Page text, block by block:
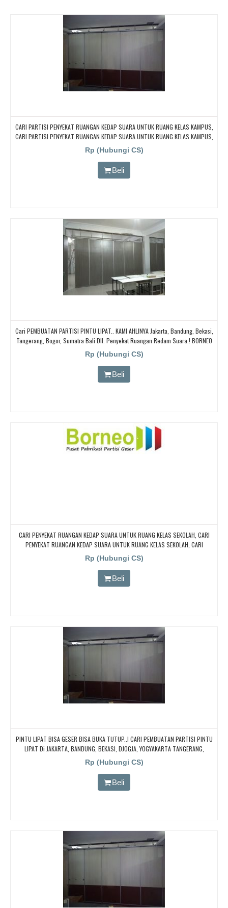
CARI PARTISI PENYEKAT RUANGAN KEDAP SUARA UNTUK RUANG KELAS KAMPUS,
CARI PARTISI PENYEKAT RUANGAN KEDAP SUARA UNTUK RUANG KELAS KAMPUS,
CARI PARTISI PENYEKAT RUANGAN KEDAP SUARA UNTUK RUANG KELAS KAMPUS,
CARI PARTISI PENYEKAT RUANGAN KEDAP SUARA UNTUK RUANG KELAS KAMPUS,
CARI PARTISI PENYEKAT RUANGAN KEDAP SUARA UNTUK RUANG KELAS KAMPUS
Rp (Hubungi CS)
Beli
Cari PEMBUATAN PARTISI PINTU LIPAT.. KAMI AHLINYA Jakarta, Bandung, Bekasi,
Tangerang, Bogor, Sumatra Bali Dll. Penyekat Ruangan Redam Suara.! BORNEO
PARTISI PINTU LIPAT, Cari Partisi Geser/PABRIK BORNEO PARTISI PINTU LIPAT,
Rp (Hubungi CS)
Beli
CARI PENYEKAT RUANGAN KEDAP SUARA UNTUK RUANG KELAS SEKOLAH, CARI
PENYEKAT RUANGAN KEDAP SUARA UNTUK RUANG KELAS SEKOLAH, CARI
PENYEKAT RUANGAN KEDAP SUARA UNTUK RUANG KELAS SEKOLAH, CARI
PENYEKAT RUANGAN KEDAP SUARA UNTUK RUANG KELAS SEKOLAH
Rp (Hubungi CS)
Beli
PINTU LIPAT BISA GESER BISA BUKA TUTUP..! CARI PEMBUATAN PARTISI PINTU
LIPAT Di JAKARTA, BANDUNG, BEKASI, DJOGJA, YOGYAKARTA TANGERANG,
BOGOR,. BORNEO PABRIK PARTISI PINTU LIPAT, Pintu Lipat Kedap Suara
Rp (Hubungi CS)
Beli